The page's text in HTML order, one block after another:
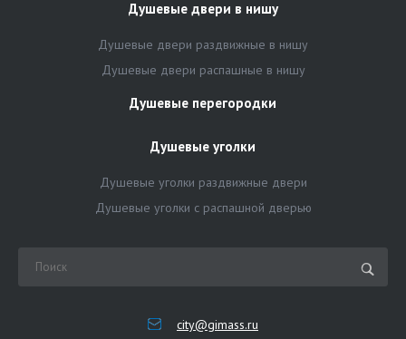
Душевые двери в нишу
Душевые двери раздвижные в нишу
Душевые двери распашные в нишу
Душевые перегородки
Душевые уголки
Душевые уголки раздвижные двери
Душевые уголки с распашной дверью
city@gimass.ru